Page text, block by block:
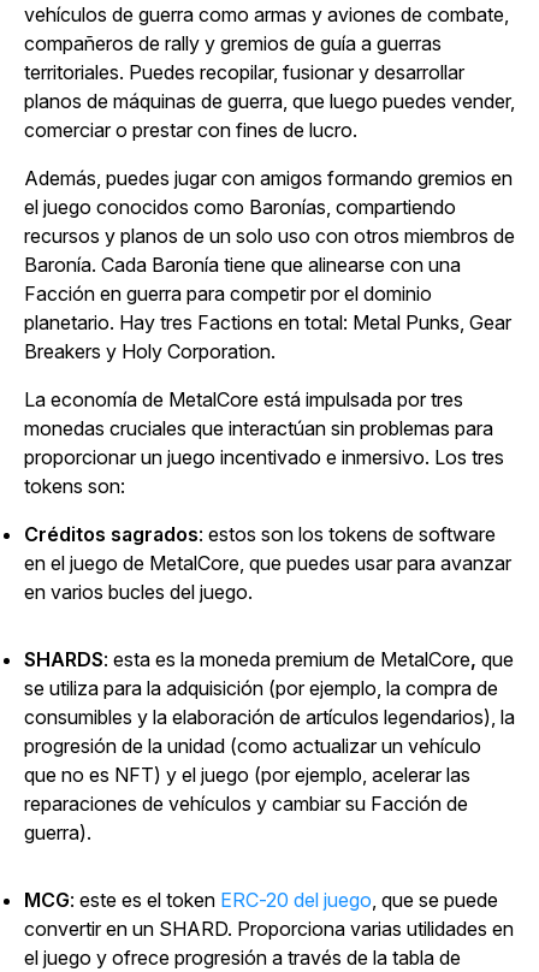
vehículos de guerra como armas y aviones de combate,
compañeros de rally y gremios de guía a guerras
territoriales. Puedes recopilar, fusionar y desarrollar
planos de máquinas de guerra, que luego puedes vender,
comerciar o prestar con fines de lucro.
Además, puedes jugar con amigos formando gremios en
el juego conocidos como Baronías, compartiendo
recursos y planos de un solo uso con otros miembros de
Baronía. Cada Baronía tiene que alinearse con una
Facción en guerra para competir por el dominio
planetario. Hay tres Factions en total: Metal Punks, Gear
Breakers y Holy Corporation.
La economía de MetalCore está impulsada por tres
monedas cruciales que interactúan sin problemas para
proporcionar un juego incentivado e inmersivo. Los tres
tokens son:
Créditos sagrados: estos son los tokens de software
en el juego de MetalCore, que puedes usar para avanzar
en varios bucles del juego.
SHARDS: esta es la moneda premium de MetalCore, que
se utiliza para la adquisición (por ejemplo, la compra de
consumibles y la elaboración de artículos legendarios), la
progresión de la unidad (como actualizar un vehículo
que no es NFT) y el juego (por ejemplo, acelerar las
reparaciones de vehículos y cambiar su Facción de
guerra).
MCG: este es el token ERC-20 del juego, que se puede
convertir en un SHARD. Proporciona varias utilidades en
el juego y ofrece progresión a través de la tabla de